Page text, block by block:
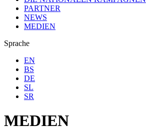
PARTNER
NEWS
MEDIEN
Sprache
EN
BS
DE
SL
SR
MEDIEN